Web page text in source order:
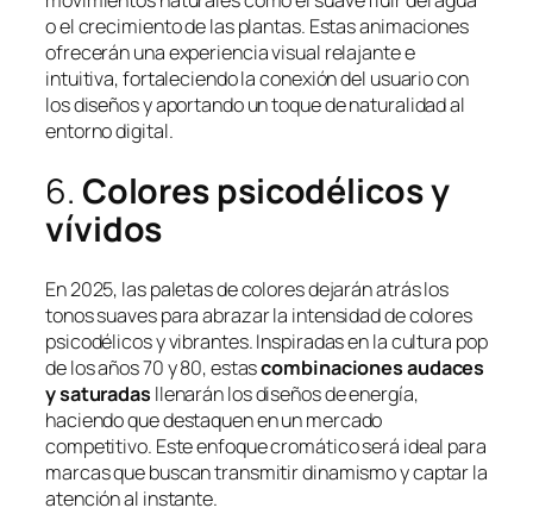
o el crecimiento de las plantas. Estas animaciones
ofrecerán una experiencia visual relajante e
intuitiva, fortaleciendo la conexión del usuario con
los diseños y aportando un toque de naturalidad al
entorno digital.
6. Colores psicodélicos y
vívidos
En 2025, las paletas de colores dejarán atrás los
tonos suaves para abrazar la intensidad de colores
psicodélicos y vibrantes. Inspiradas en la cultura pop
de los años 70 y 80, estascombinaciones audaces
y saturadas llenarán los diseños de energía,
haciendo que destaquen en un mercado
competitivo. Este enfoque cromático será ideal para
marcas que buscan transmitir dinamismo y captar la
atención al instante.